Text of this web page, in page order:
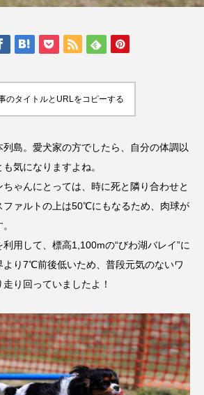
のタイトルとURLをコピーする
島。愛犬家の方でしたら、自分の体調以
気になりますよね。
ゃんにとっては、時に死と隣り合わせと
ファルトの上は50℃にもなるため、肉球が
用して、標高1,100mの“びわ湖バレイ”に
より7℃前後低いため、普段元気のないワ
り回っていましたよ！